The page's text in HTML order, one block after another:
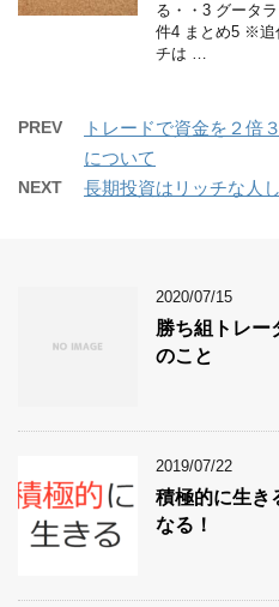
る・・3 グータ
件4 まとめ5 ※追
チは …
PREV
トレードで資金を２倍
について
NEXT 長期投資はリッチな人
2020/07/15
勝ち組トレー
のこと
2019/07/22
積極的に生き
なる！